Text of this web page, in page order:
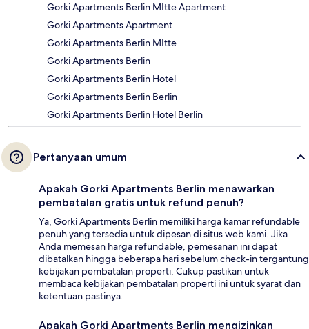
Gorki Apartments Berlin MItte Apartment
Gorki Apartments Apartment
Gorki Apartments Berlin MItte
Gorki Apartments Berlin
Gorki Apartments Berlin Hotel
Gorki Apartments Berlin Berlin
Gorki Apartments Berlin Hotel Berlin
Pertanyaan umum
Apakah Gorki Apartments Berlin menawarkan
pembatalan gratis untuk refund penuh?
Ya, Gorki Apartments Berlin memiliki harga kamar refundable
penuh yang tersedia untuk dipesan di situs web kami. Jika
Anda memesan harga refundable, pemesanan ini dapat
dibatalkan hingga beberapa hari sebelum check-in tergantung
kebijakan pembatalan properti. Cukup pastikan untuk
membaca kebijakan pembatalan properti ini untuk syarat dan
ketentuan pastinya.
Apakah Gorki Apartments Berlin mengizinkan